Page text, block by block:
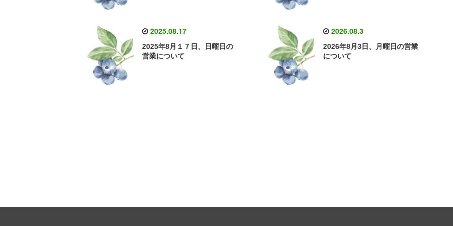
2025.08.17
2025年8月１７日、日曜日の
営業について
2026.08.3
2026年8月3日、月曜日の営業
について